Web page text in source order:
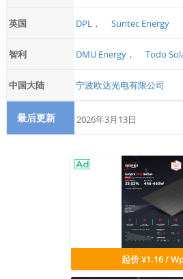
英国 DPL， Suntec Energy
智利 DMU Energy， Todo
中国大陆 宁波欧达光电有限公司
最后更新 2026年3月13日
起价 ¥1.16 /